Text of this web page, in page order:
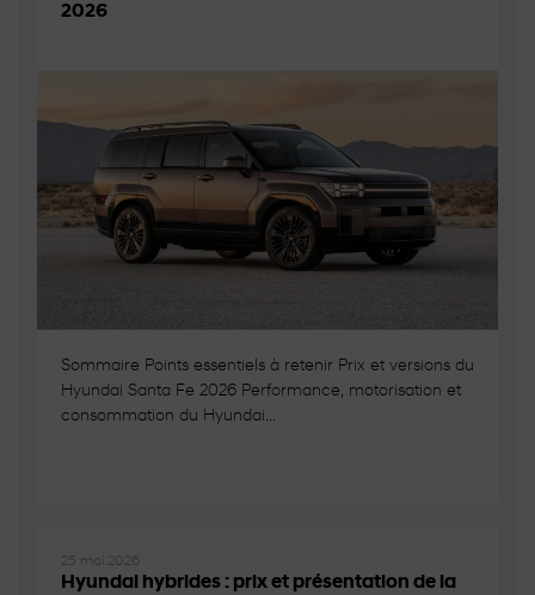
2026
Sommaire Points essentiels à retenir Prix et versions du
Hyundai Santa Fe 2026 Performance, motorisation et
consommation du Hyundai...
25 mai 2026
Hyundai hybrides : prix et présentation de la